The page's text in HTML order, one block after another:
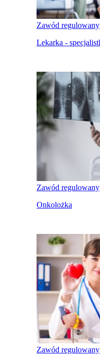
Zawód regulowany
Lekarka -
Zawód regulowany
Onkolożka
Zawód regulowany